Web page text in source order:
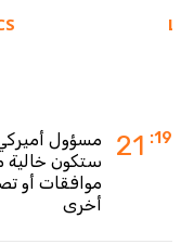
21 :19
مسؤول
ستكون خالية
موافقات أو
أخرى